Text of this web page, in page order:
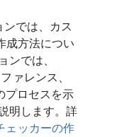
ンでは、カス
成方法につい
ンでは、
ァレンス、
プロセスを示
明します。詳
ェッカーの作